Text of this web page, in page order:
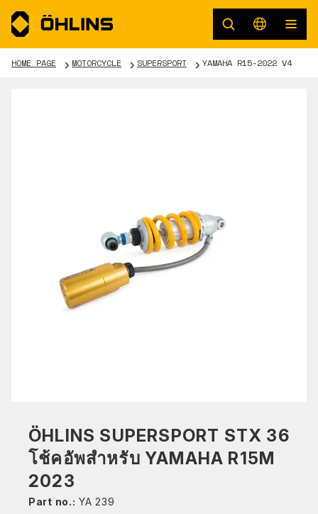
HOME PAGE MOTORCYCLE SUPERSPORT YAMAHA R15-2022 V4
ÖHLINS SUPERSPORT STX 36
โช้คอัพสำหรับ YAMAHA R15M
2023
Part no.: YA 239